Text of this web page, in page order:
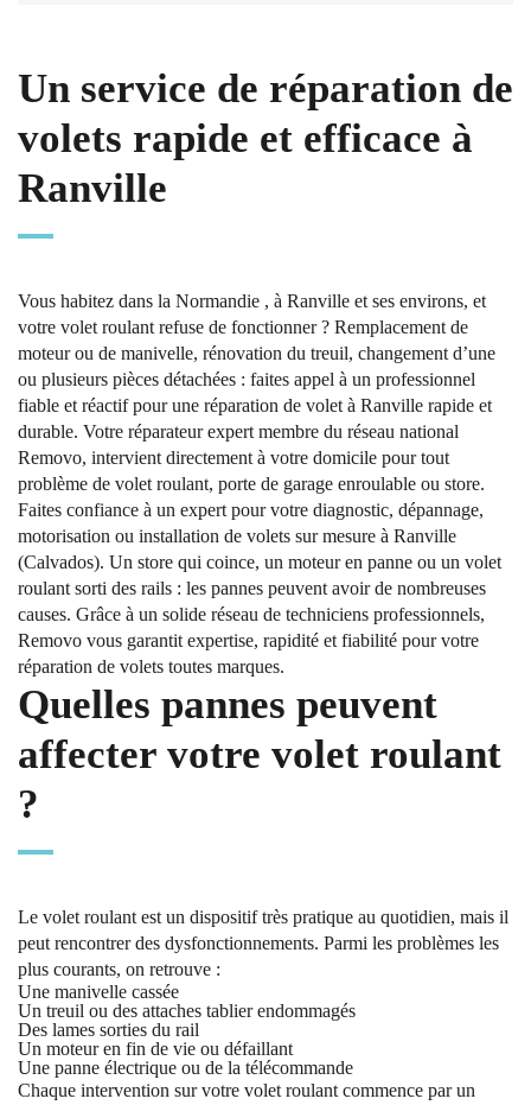
Un service de réparation de
volets rapide et efficace à
Ranville
Vous habitez dans la Normandie , à Ranville et ses environs, et
votre volet roulant refuse de fonctionner ? Remplacement de
moteur ou de manivelle, rénovation du treuil, changement d’une
ou plusieurs pièces détachées : faites appel à un professionnel
fiable et réactif pour une réparation de volet à Ranville rapide et
durable. Votre réparateur expert membre du réseau national
Removo, intervient directement à votre domicile pour tout
problème de volet roulant, porte de garage enroulable ou store.
Faites confiance à un expert pour votre diagnostic, dépannage,
motorisation ou installation de volets sur mesure à Ranville
(Calvados). Un store qui coince, un moteur en panne ou un volet
roulant sorti des rails : les pannes peuvent avoir de nombreuses
causes. Grâce à un solide réseau de techniciens professionnels,
Removo vous garantit expertise, rapidité et fiabilité pour votre
réparation de volets toutes marques.
Quelles pannes peuvent
affecter votre volet roulant
?
Le volet roulant est un dispositif très pratique au quotidien, mais il
peut rencontrer des dysfonctionnements. Parmi les problèmes les
plus courants, on retrouve :
Une manivelle cassée
Un treuil ou des attaches tablier endommagés
Des lames sorties du rail
Un moteur en fin de vie ou défaillant
Une panne électrique ou de la télécommande
Chaque intervention sur votre volet roulant commence par un